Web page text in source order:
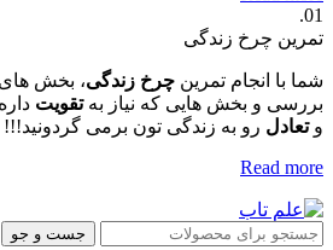
01.
تمرین چرخ زندگی
شما با انجام تمرین چرخ زندگی، بخش های
بررسی و بخش هایی که نیاز بهتقویت
وتعادل رو به زندگی تون برمی گردونید!!!
Read more
جست و جو